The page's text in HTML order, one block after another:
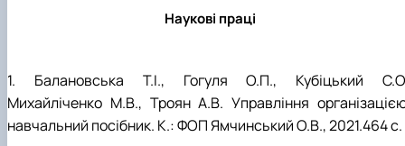
Наукові праці
1. Балановська Т.І., Гогуля О.П., Кубіцький
Михайліченко М.В., Троян А.В. Управління
навчальний посібник. К.: ФОП Ямчинський О.В., 2021.464 с.